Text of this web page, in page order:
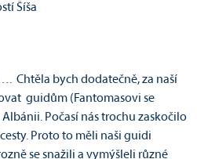
Šíša
Chtěla bych dodatečně, za naší
guidům (Fantomasovi se
Počasí nás trochu zaskočilo
Proto to měli naši guidi
se snažili a vymýšleli různé